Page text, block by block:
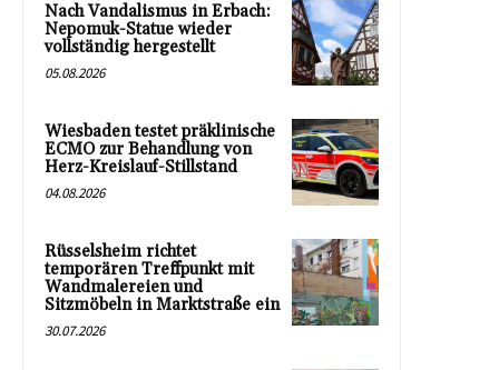
Nach Vandalismus in Erbach:
Nepomuk-Statue wieder
vollständig hergestellt
05.08.2026
Wiesbaden testet präklinische
ECMO zur Behandlung von
Herz-Kreislauf-Stillstand
04.08.2026
Rüsselsheim richtet
temporären Treffpunkt mit
Wandmalereien und
Sitzmöbeln in Marktstraße ein
30.07.2026